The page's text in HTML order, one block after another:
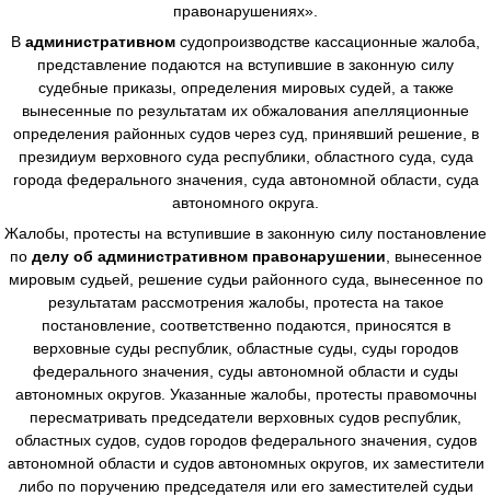
правонарушениях».
В административном судопроизводстве кассационные жалоба,
представление подаются на вступившие в законную силу
судебные приказы, определения мировых судей, а также
вынесенные по результатам их обжалования апелляционные
определения районных судов через суд, принявший решение, в
президиум верховного суда республики, областного суда, суда
города федерального значения, суда автономной области, суда
автономного округа.
Жалобы, протесты на вступившие в законную силу постановление
по делу об административном правонарушении , вынесенное
мировым судьей, решение судьи районного суда, вынесенное по
результатам рассмотрения жалобы, протеста на такое
постановление, соответственно подаются, приносятся в
верховные суды республик, областные суды, суды городов
федерального значения, суды автономной области и суды
автономных округов. Указанные жалобы, протесты правомочны
пересматривать председатели верховных судов республик,
областных судов, судов городов федерального значения, судов
автономной области и судов автономных округов, их заместители
либо по поручению председателя или его заместителей судьи